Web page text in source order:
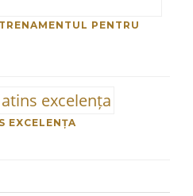
PENTRU
EXCELENȚA